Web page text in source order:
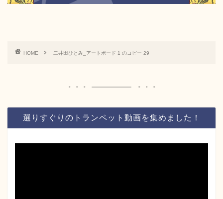
HOME 二井田ひとみ_アートボード 1 のコピー 29
選りすぐりのトランペット動画を集めました！